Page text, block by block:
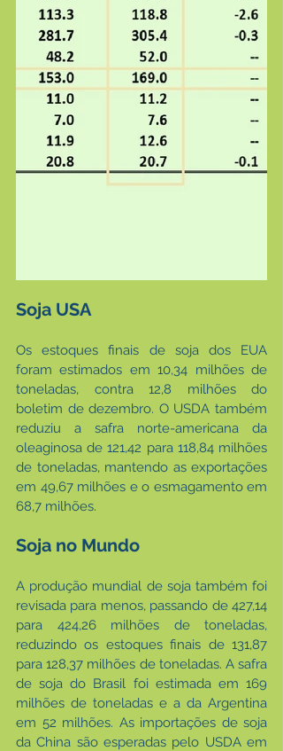
Soja USA
Os estoques finais de soja dos EUA
foram estimados em 10,34 milhões de
toneladas, contra 12,8 milhões do
boletim de dezembro. O USDA também
reduziu a safra norte-americana da
oleaginosa de 121,42 para 118,84 milhões
de toneladas, mantendo as exportações
em 49,67 milhões e o esmagamento em
68,7 milhões.
Soja no Mundo
A produção mundial de soja também foi
revisada para menos, passando de 427,14
para 424,26 milhões de toneladas,
reduzindo os estoques finais de 131,87
para 128,37 milhões de toneladas. A safra
de soja do Brasil foi estimada em 169
milhões de toneladas e a da Argentina
em 52 milhões. As importações de soja
da China são esperadas pelo USDA em